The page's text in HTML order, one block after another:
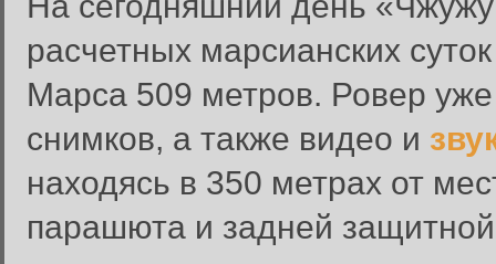
расчетных марсианских
Марса 509 метров. Ровер
снимков, а также видео и
находясь в 350 метрах от
парашюта и задней